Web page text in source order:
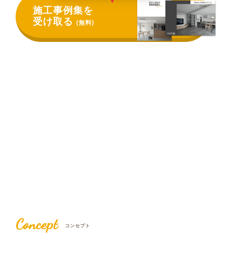
▲
施工事例集を
受け取る(無料)
Concept コンセプト